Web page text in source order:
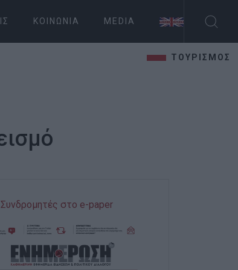
ΚΟΙΝΩΝΊΑ MEDIA
ΤΟΥΡΙΣΜΟΣ
Συνδρομητές στο e-paper